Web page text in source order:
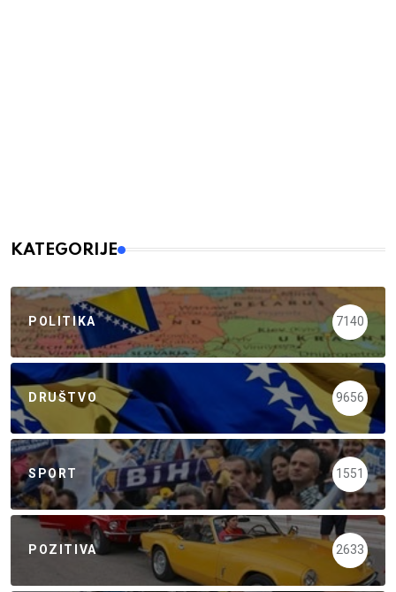
KATEGORIJE
POLITIKA 7140
DRUŠTVO 9656
SPORT 1551
POZITIVA 2633